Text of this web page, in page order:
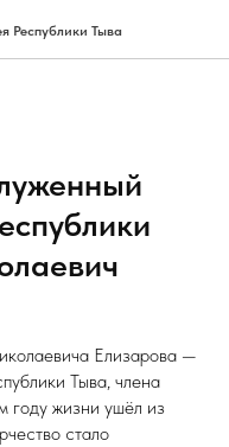
Республики Тыва
Елизарова —
Тыва, члена
жизни ушёл из
стало